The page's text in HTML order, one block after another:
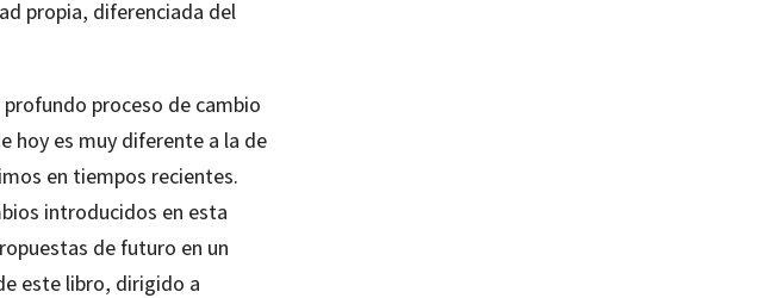
propia, diferenciada del
proceso de cambio
hoy es muy diferente a la de
en tiempos recientes.
introducidos en esta
de futuro en un
este libro, dirigido a